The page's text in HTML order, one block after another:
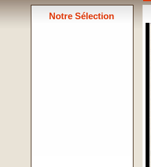
Notre Sélection